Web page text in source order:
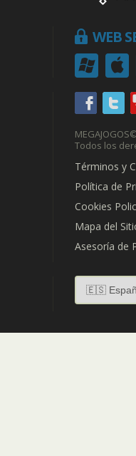
WEB
MEGAJOGOS
Todos los
Términos y
Política de
Cookies
Mapa del
Asesoría de